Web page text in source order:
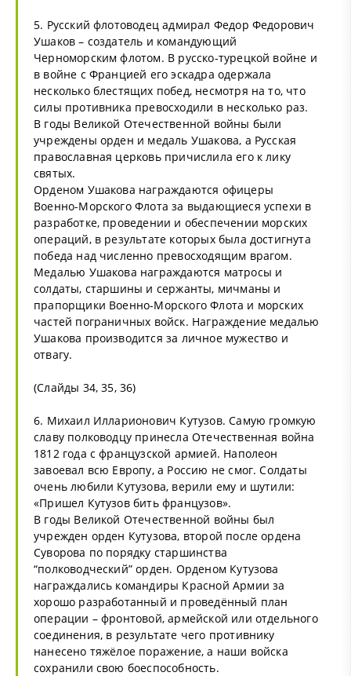
5. Русский флотоводец адмирал Федор Федорович
Ушаков – создатель и командующий
Черноморским флотом. В русско-турецкой войне и
в войне с Францией его эскадра одержала
несколько блестящих побед, несмотря на то, что
силы противника превосходили в несколько раз.
В годы Великой Отечественной войны были
учреждены орден и медаль Ушакова, а Русская
православная церковь причислила его к лику
святых.
Орденом Ушакова награждаются офицеры
Военно-Морского Флота за выдающиеся успехи в
разработке, проведении и обеспечении морских
операций, в результате которых была достигнута
победа над численно превосходящим врагом.
Медалью Ушакова награждаются матросы и
солдаты, старшины и сержанты, мичманы и
прапорщики Военно-Морского Флота и морских
частей пограничных войск. Награждение медалью
Ушакова производится за личное мужество и
отвагу.
(Слайды 34, 35, 36)
6. Михаил Илларионович Кутузов. Самую громкую
славу полководцу принесла Отечественная война
1812 года с французской армией. Наполеон
завоевал всю Европу, а Россию не смог. Солдаты
очень любили Кутузова, верили ему и шутили:
«Пришел Кутузов бить французов».
В годы Великой Отечественной войны был
учрежден орден Кутузова, второй после ордена
Суворова по порядку старшинства
“полководческий” орден. Орденом Кутузова
награждались командиры Красной Армии за
хорошо разработанный и проведённый план
операции – фронтовой, армейской или отдельного
соединения, в результате чего противнику
нанесено тяжёлое поражение, а наши войска
сохранили свою боеспособность.